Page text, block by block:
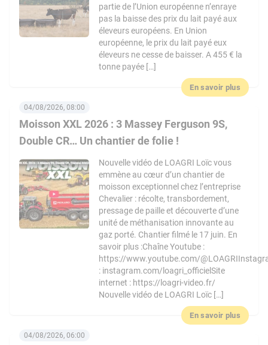
partie de l’Union européenne n’enraye
pas la baisse des prix du lait payé aux
éleveurs européens. En Union
européenne, le prix du lait payé eux
éleveurs ne cesse de baisser. A 455 € la
tonne payée […]
En savoir plus
Moisson XXL 2026 : 3 Massey Ferguson 9S,
Double CR… Un chantier de folie !
04/08/2026, 08:00
Nouvelle vidéo de LOAGRI Loïc vous
emmène au cœur d’un chantier de
moisson exceptionnel chez l’entreprise
Chevalier : récolte, transbordement,
pressage de paille et découverte d’une
unité de méthanisation innovante au
gaz porté. Chantier filmé le 17 juin. En
savoir plus :Chaîne Youtube :
https://www.youtube.com/
: instagram.com/loagri_officielSite
internet : https://loagri-video.fr/
Nouvelle vidéo de LOAGRI Loïc […]
En savoir plus
04/08/2026, 06:00